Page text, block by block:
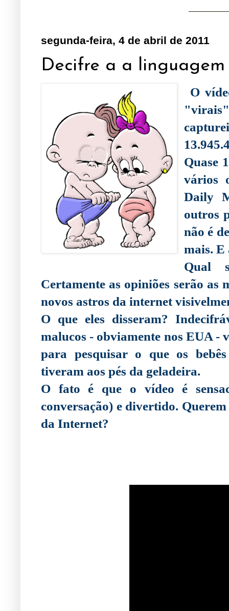
segunda-feira, 4 de abril de 2011
Decifre a a linguagem
O
Quase
vários
Daily
outros
não é
mais. E
Qual
Certamente as opiniões serão as
novos astros da internet
O que eles disseram?
malucos - obviamente nos EUA -
para pesquisar o que os
tiveram aos pés da geladeira.
O fato é que o vídeo é
conversação) e divertido.
da Internet?